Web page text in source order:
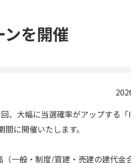
を開催
、大幅に当選確率がアップする「
間に開催いたします。
一般・制度/買建・売建の建代金